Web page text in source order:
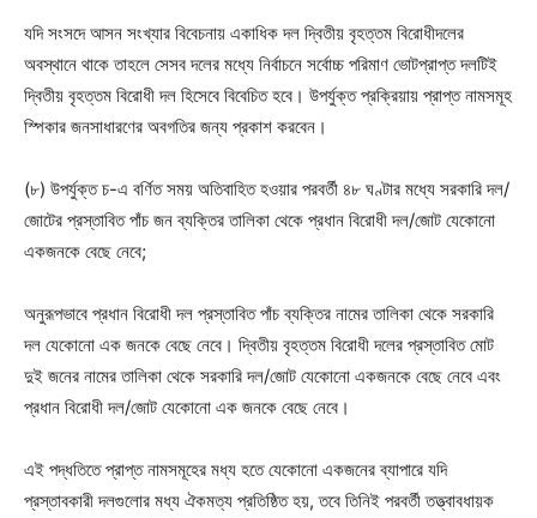
যদি সংসদে আসন সংখ্যার বিবেচনায় একাধিক দল দ্বিতীয় বৃহত্তম বিরোধীদলের
অবস্থানে থাকে তাহলে সেসব দলের মধ্যে নির্বাচনে সর্বোচ্চ পরিমাণ ভোটপ্রাপ্ত দলটিই
দ্বিতীয় বৃহত্তম বিরোধী দল হিসেবে বিবেচিত হবে। উপর্যুক্ত প্রক্রিয়ায় প্রাপ্ত নামসমূহ
স্পিকার জনসাধারণের অবগতির জন্য প্রকাশ করবেন।
(৮) উপর্যুক্ত চ-এ বর্ণিত সময় অতিবাহিত হওয়ার পরবর্তী ৪৮ ঘণ্টার মধ্যে সরকারি দল/
জোটের প্রস্তাবিত পাঁচ জন ব্যক্তির তালিকা থেকে প্রধান বিরোধী দল/জোট যেকোনো
একজনকে বেছে নেবে;
অনুরূপভাবে প্রধান বিরোধী দল প্রস্তাবিত পাঁচ ব্যক্তির নামের তালিকা থেকে সরকারি
দল যেকোনো এক জনকে বেছে নেবে। দ্বিতীয় বৃহত্তম বিরোধী দলের প্রস্তাবিত মোট
দুই জনের নামের তালিকা থেকে সরকারি দল/জোট যেকোনো একজনকে বেছে নেবে এবং
প্রধান বিরোধী দল/জোট যেকোনো এক জনকে বেছে নেবে।
এই পদ্ধতিতে প্রাপ্ত নামসমূহের মধ্য হতে যেকোনো একজনের ব্যাপারে যদি
প্রস্তাবকারী দলগুলোর মধ্য ঐকমত্য প্রতিষ্ঠিত হয়, তবে তিনিই পরবর্তী তত্ত্বাবধায়ক